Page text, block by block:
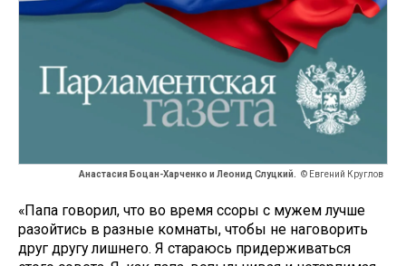
Анастасия Боцан-Харченко и Леонид Слуцкий. © Евгений Круглов
«Папа говорил, что во время ссоры с мужем лучше
разойтись в разные комнаты, чтобы не наговорить
друг другу лишнего. Я стараюсь придерживаться